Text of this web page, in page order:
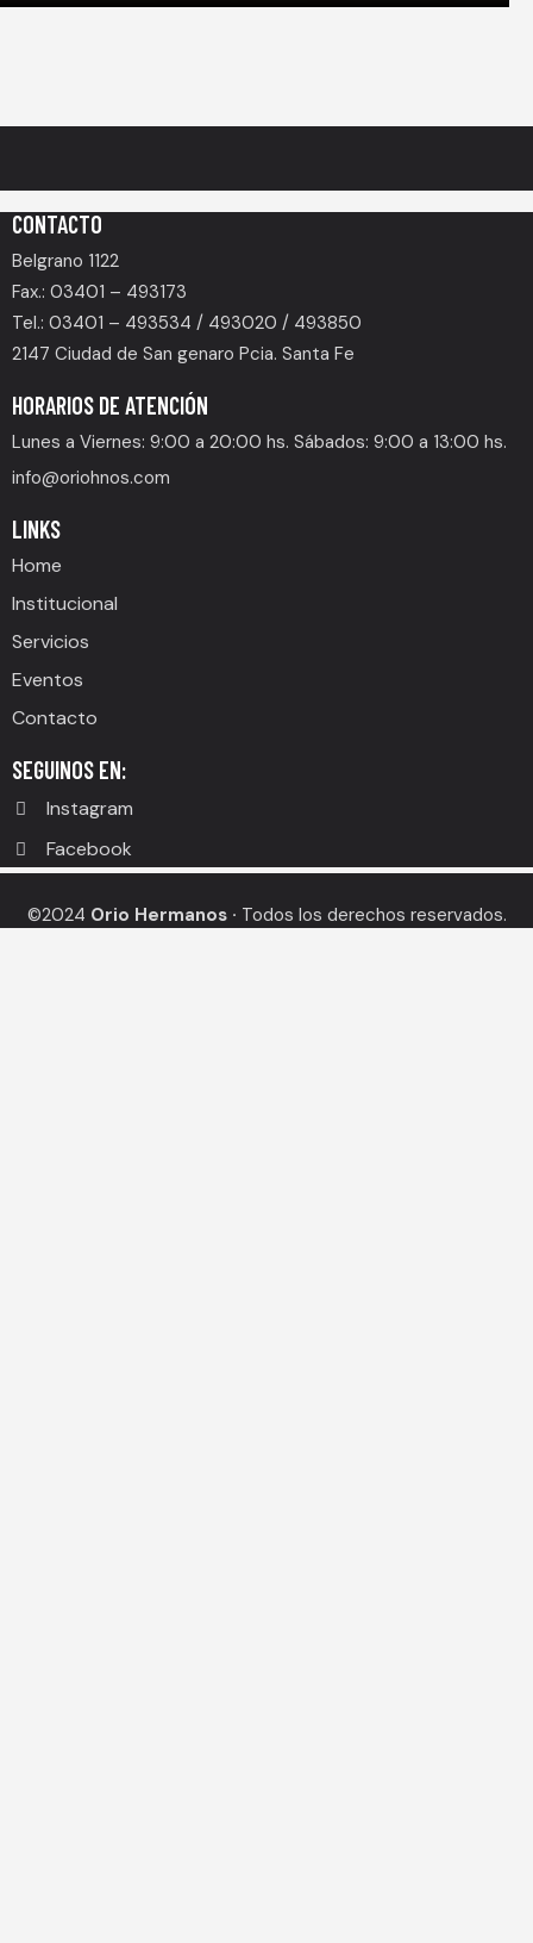
CONTACTO
Belgrano 1122
Fax.: 03401 – 493173
Tel.: 03401 – 493534 / 493020 / 493850
2147 Ciudad de San genaro Pcia. Santa Fe
HORARIOS DE ATENCIÓN
Lunes a Viernes: 9:00 a 20:00 hs. Sábados: 9:00 a 13:00 hs.
info@oriohnos.com
LINKS
Home
Institucional
Servicios
Eventos
Contacto
SEGUINOS EN:
Instagram
Facebook
©2024 Orio Hermanos · Todos los derechos reservados.